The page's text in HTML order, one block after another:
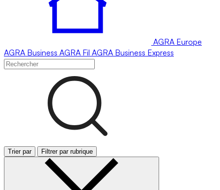
AGRA Europe
AGRA Business AGRA Fil AGRA Business Express
Trier par Filtrer par rubrique